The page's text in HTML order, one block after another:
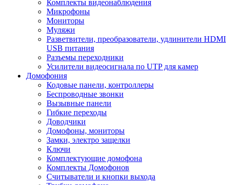
Комплекты видеонаблюдения
Микрофоны
Мониторы
Муляжи
Разветвители, преобразователи, удлинители HDMI
USB питания
Разъемы переходники
Усилители видеосигнала по UTP для камер
Домофония
Кодовые панели, контроллеры
Беспроводные звонки
Вызывные панели
Гибкие переходы
Доводчики
Домофоны, мониторы
Замки, электро защелки
Ключи
Комплектующие домофона
Комплекты Домофонов
Считыватели и кнопки выхода